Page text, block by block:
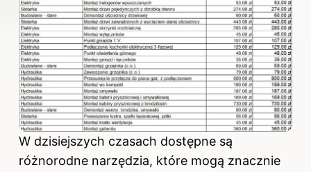
W dzisiejszych czasach dostępne są
różnorodne narzędzia, które mogą znacznie